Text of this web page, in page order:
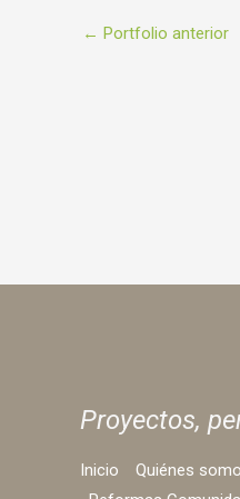
← Portfolio anterior
Proyectos,
Inicio Quiénes